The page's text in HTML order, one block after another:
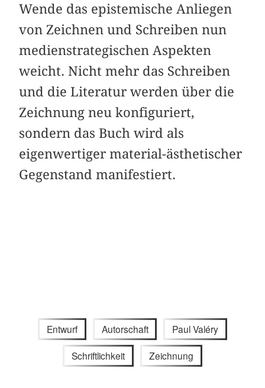
Wende das epistemische Anliegen
von Zeichnen und Schreiben nun
medienstrategischen Aspekten
weicht. Nicht mehr das Schreiben
und die Literatur werden über die
Zeichnung neu konfiguriert,
sondern das Buch wird als
eigenwertiger material-ästhetischer
Gegenstand manifestiert.
Entwurf Autorschaft Paul Valéry
Schriftlichkeit Zeichnung